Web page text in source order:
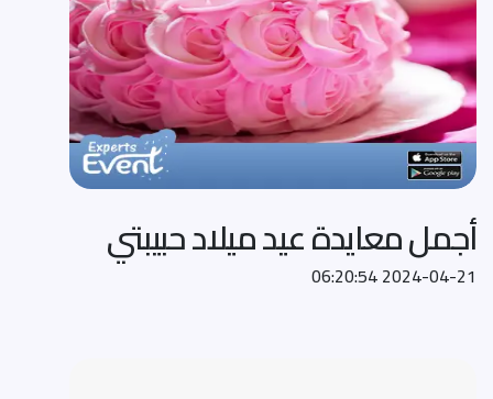
أجمل معايدة عيد ميلاد حبيبتي
2024-04-21 06:20:54